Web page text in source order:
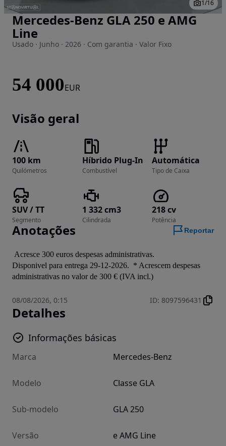
Imagem 1 de 16
1/16
Mercedes-Benz GLA 250 e AMG
Line
Usado · Junho · 2026 · Com garantia · Valor Fixo
54 000EUR
Visão geral
100 km
Quilómetros
Híbrido Plug-In
Combustível
Automática
Tipo de Caixa
SUV / TT
Segmento
1 332 cm3
Cilindrada
218 cv
Potência
Anotações Reportar
Disponivel para entrega 29-12-2026.  * Acrescem despesas
administrativas no valor de 300 € (IVA incl.)
08/08/2026, 0:15 ID: 8097596431
Detalhes
Informações básicas
Marca Mercedes-Benz
Modelo Classe GLA
Sub-modelo GLA 250
Versão e AMG Line